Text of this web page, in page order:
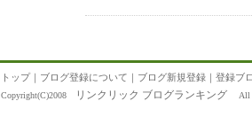
トップ｜ ブログ登録について ｜ ブログ新規登録 ｜ 登録ブ
Copyright(C)2008 リンクリック ブログランキング All